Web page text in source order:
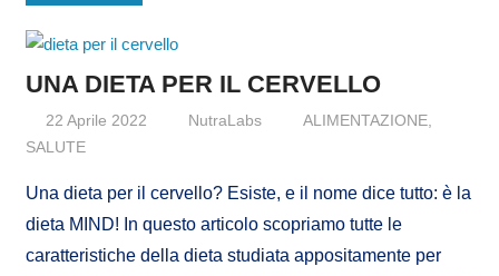
UNA DIETA PER IL CERVELLO
22 Aprile 2022 NutraLabs ALIMENTAZIONE
SALUTE
Una dieta per il cervello? Esiste, e il nome dice tutto: è la
dieta MIND! In questo articolo scopriamo tutte le
caratteristiche della dieta studiata appositamente per